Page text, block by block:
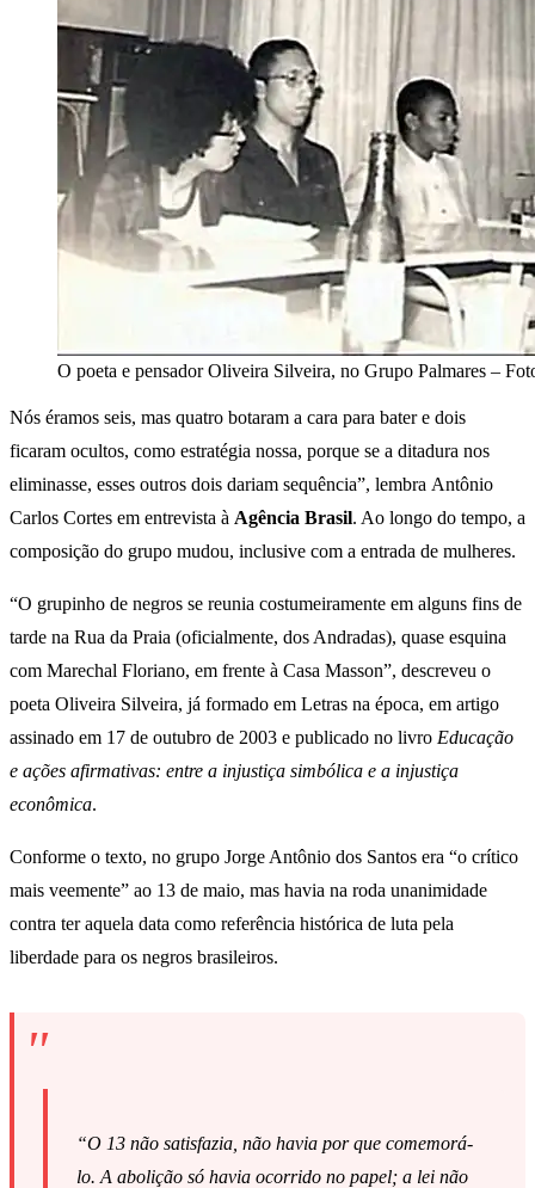
O poeta e pensador Oliveira Silveira, no Grupo Palmares –
Nós éramos seis, mas quatro botaram a cara para bater e dois
ficaram ocultos, como estratégia nossa, porque se a ditadura nos
eliminasse, esses outros dois dariam sequência”, lembra Antônio
Carlos Cortes em entrevista à Agência Brasil. Ao longo do tempo, a
composição do grupo mudou, inclusive com a entrada de mulheres.
“O grupinho de negros se reunia costumeiramente em alguns fins de
tarde na Rua da Praia (oficialmente, dos Andradas), quase esquina
com Marechal Floriano, em frente à Casa Masson”, descreveu o
poeta Oliveira Silveira, já formado em Letras na época, em artigo
assinado em 17 de outubro de 2003 e publicado no livro Educação
e ações afirmativas: entre a injustiça simbólica e a injustiça
econômica.
Conforme o texto, no grupo Jorge Antônio dos Santos era “o crítico
mais veemente” ao 13 de maio, mas havia na roda unanimidade
contra ter aquela data como referência histórica de luta pela
liberdade para os negros brasileiros.
“O 13 não satisfazia, não havia por que comemorá-
lo. A abolição só havia ocorrido no papel; a lei não